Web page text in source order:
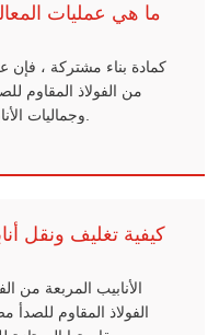
ما هي عمليات
كمادة بناء مشتركة ، فإن
من الفولاذ المقاوم
كيفية تغليف ونقل
الأنابيب المربعة من
الفولاذ المقاوم